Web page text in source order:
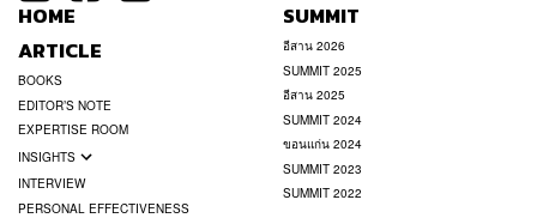
HOME
ARTICLE
BOOKS
EDITOR’S NOTE
EXPERTISE ROOM
INSIGHTS
INTERVIEW
PERSONAL EFFECTIVENESS
SUMMIT
อีสาน 2026
SUMMIT 2025
อีสาน 2025
SUMMIT 2024
ขอนแก่น 2024
SUMMIT 2023
SUMMIT 2022